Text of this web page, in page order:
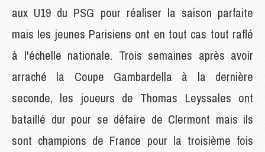
aux U19 du PSG pour réaliser la saison parfaite
mais les jeunes Parisiens ont en tout cas tout raflé
à l'échelle nationale. Trois semaines après avoir
arraché la Coupe Gambardella à la dernière
seconde, les joueurs de Thomas Leyssales ont
bataillé dur pour se défaire de Clermont mais ils
sont champions de France pour la troisième fois